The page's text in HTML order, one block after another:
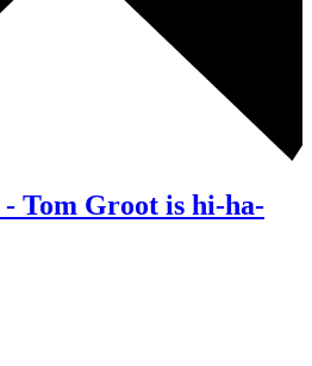
- Tom Groot is hi-ha-